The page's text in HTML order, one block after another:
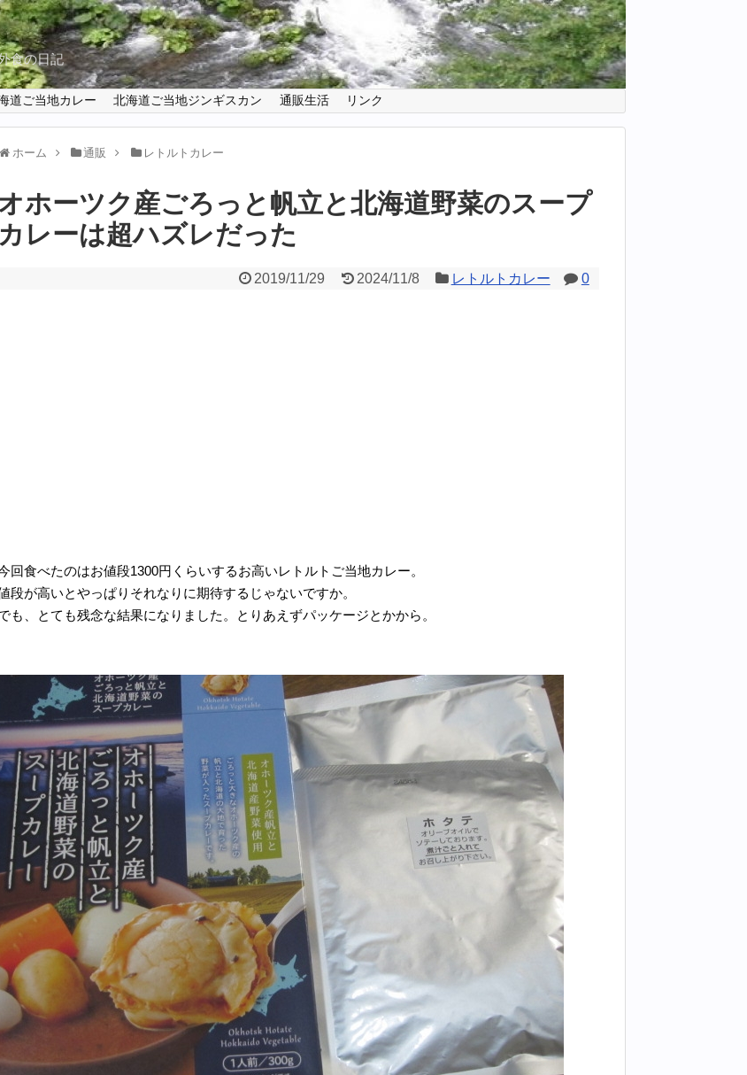
食の日記
道ご当地カレー 北海道ご当地ジンギスカン 通販生活 リンク
ホーム 通販 レトルトカレー
ホーツク産ごろっと帆立と北海道野菜のスープ
カレーは超ハズレだった
2019/11/29 2024/11/8 レトルトカレー 0
回食べたのはお値段1300円くらいするお高いレトルトご当地カレー。
段が高いとやっぱりそれなりに期待するじゃないですか。
も、とても残念な結果になりました。とりあえずパッケージとかから。